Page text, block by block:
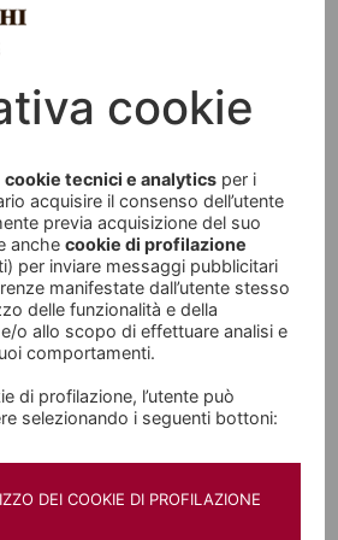
definiti, rispettivamente, ai
S dello United States
come tempo per tempo
agli Strumenti Finanziari non
o resa disponibile, né
negli Stati Uniti
Altri Paesi. Gli Strumenti
stati né saranno registrati ai
Security Act del 1933,
o integrato, o ai sensi di
and Exchange Commission
cookie
cookie tecnici e analytics per i
acquisire il consenso dell’utente
previa acquisizione del suo
anchecookie di profilazione
per inviare messaggi pubblicitari
manifestate dall’utente stesso
delle funzionalità e della
o allo scopo di effettuare analisi e
comportamenti.
di profilazione, l’utente può
selezionando i seguenti bottoni:
DEI COOKIE DI PROFILAZIONE